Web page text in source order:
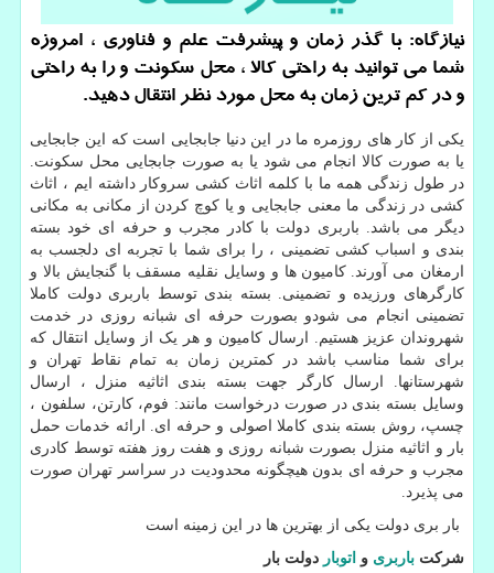
نیازگاه: با گذر زمان و پیشرفت علم و فناوری ، امروزه
شما می توانید به راحتی كالا ، محل سكونت و را به راحتی
و در كم ترین زمان به محل مورد نظر انتقال دهید.
یکی از کار های روزمره ما در این دنیا جابجایی است که این جابجایی
یا به صورت کالا انجام می شود یا به صورت جابجایی محل سکونت.
در طول زندگی همه ما با کلمه اثاث کشی سروکار داشته ایم ، اثاث
کشی در زندگی ما معنی جابجایی و یا کوچ کردن از مکانی به مکانی
دیگر می باشد. باربری دولت با کادر مجرب و حرفه ای خود بسته
بندی و اسباب کشی تضمینی ، را برای شما با تجربه ای دلجسب به
ارمغان می آورند. کامیون ها و وسایل نقلیه مسقف با گنجایش بالا و
کارگرهای ورزیده و تضمینی. بسته بندی توسط باربری دولت کاملا
تضمینی انجام می شودو بصورت حرفه ای شبانه روزی در خدمت
شهروندان عزیز هستیم. ارسال کامیون‌ و هر یک از وسایل انتقال که
برای شما مناسب باشد در کمترین زمان به تمام نقاط تهران و
شهرستانها. ارسال کارگر جهت بسته بندی اثاثیه منزل ، ارسال
وسایل بسته بندی در صورت درخواست مانند: فوم، کارتن، سلفون ،
چسپ، روش بسته بندی کاملا اصولی و حرفه ای. ارائه خدمات حمل
بار و اثاثیه منزل بصورت شبانه روزی و هفت روز هفته توسط کادری
مجرب و حرفه ای بدون هیچگونه محدودیت در سراسر تهران صورت
می پذیرد.
بار بری دولت یکی از بهترین ها در این زمینه است
شرکت باربری و اتوبار دولت بار